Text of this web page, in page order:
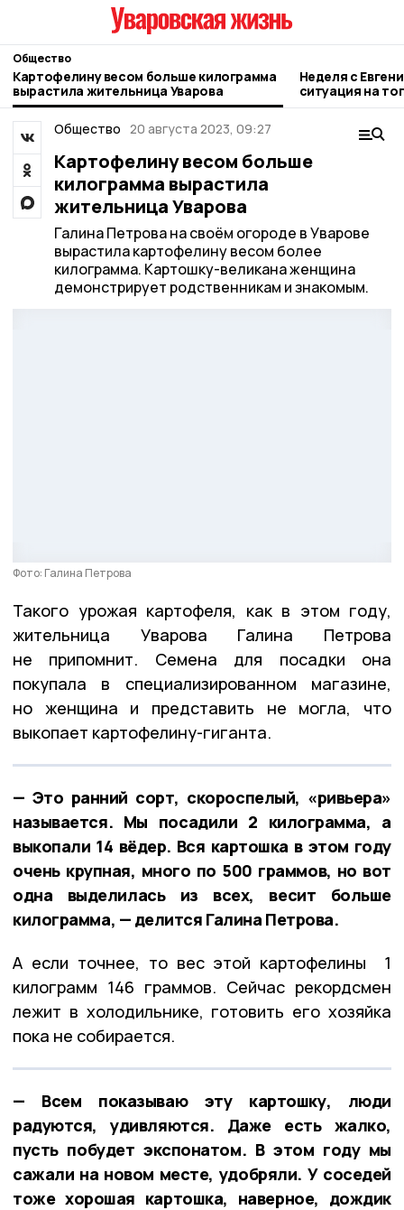
Общество
Картофелину весом больше килограмма
вырастила жительница Уварова
Неделя с
ситуация на
городе и
Общество 20 августа 2023, 09:27
Картофелину весом больше
килограмма вырастила
жительница Уварова
Галина Петрова на своём огороде в Уварове
вырастила картофелину весом более
килограмма. Картошку-великана женщина
демонстрирует родственникам и знакомым.
Фото: Галина Петрова
Такого урожая картофеля, как в этом году,
жительница Уварова Галина Петрова
не припомнит. Семена для посадки она
покупала в специализированном магазине,
но женщина и представить не могла, что
выкопает картофелину-гиганта.
— Это ранний сорт, скороспелый, «ривьера»
называется. Мы посадили 2 килограмма, а
выкопали 14 вёдер. Вся картошка в этом году
очень крупная, много по 500 граммов, но вот
одна выделилась из всех, весит больше
килограмма, — делится Галина Петрова.
А если точнее, то вес этой картофелины 1
килограмм 146 граммов. Сейчас рекордсмен
лежит в холодильнике, готовить его хозяйка
пока не собирается.
— Всем показываю эту картошку, люди
радуются, удивляются. Даже есть жалко,
пусть побудет экспонатом. В этом году мы
сажали на новом месте, удобряли. У соседей
тоже хорошая картошка, наверное, дождик